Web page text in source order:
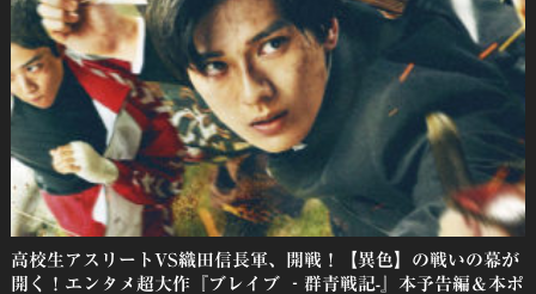
高校生アスリートVS織田信長軍、開戦！【異色】の戦いの幕が
開く！エンタメ超大作『ブレイブ ‐群青戦記-』本予告編＆本ポ